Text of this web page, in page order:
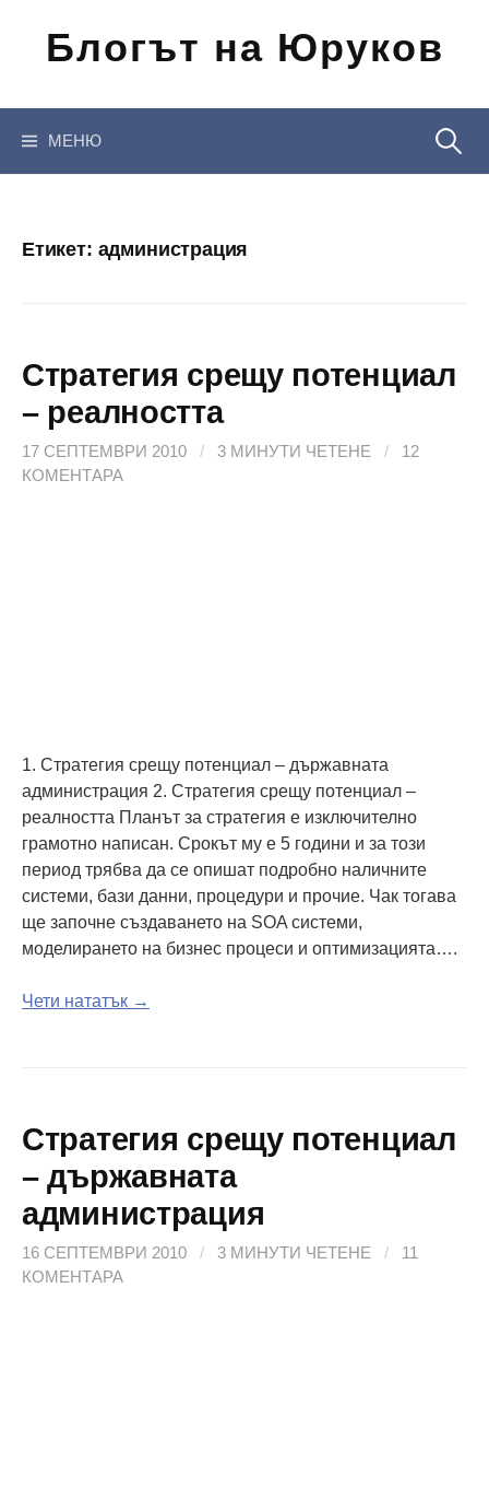
съдържанието
Блогът на Юруков
МЕНЮ
Етикет: администрация
Стратегия срещу потенциал
– реалността
17 СЕПТЕМВРИ 2010 / 3 МИНУТИ ЧЕТЕНЕ /
12
КОМЕНТАРА
1. Стратегия срещу потенциал – държавната
администрация 2. Стратегия срещу потенциал –
реалността Планът за стратегия е изключително
грамотно написан. Срокът му е 5 години и за този
период трябва да се опишат подробно наличните
системи, бази данни, процедури и прочие. Чак тогава
ще започне създаването на SOA системи,
моделирането на бизнес процеси и оптимизацията….
Чети нататък →
Стратегия срещу потенциал
– държавната
администрация
16 СЕПТЕМВРИ 2010 / 3 МИНУТИ ЧЕТЕНЕ /
11
КОМЕНТАРА